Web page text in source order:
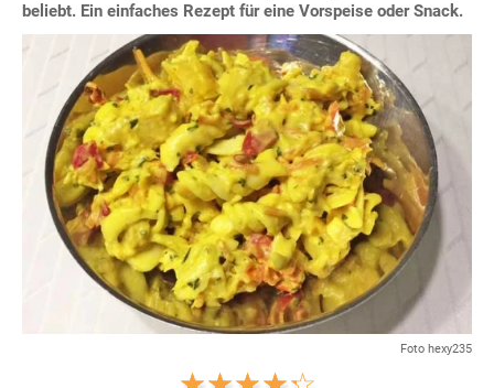
beliebt. Ein einfaches Rezept für eine Vorspeise oder Snack.
Foto hexy235